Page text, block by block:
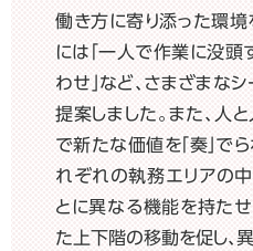
働き方に寄り添った環境
には「一人で作業に没頭
わせ」など、さまざまな
提案しました。また、人
で新たな価値を「奏」で
れぞれの執務エリアの
とに異なる機能を持た
た上下階の移動を促し、